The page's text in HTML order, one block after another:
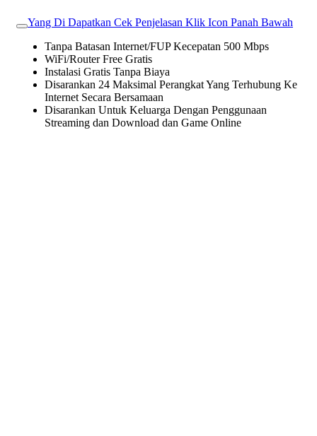
Yang Di Dapatkan Cek Penjelasan Klik Icon Panah Bawah
Tanpa Batasan Internet/FUP Kecepatan 500 Mbps
WiFi/Router Free Gratis
Instalasi Gratis Tanpa Biaya
Disarankan 24 Maksimal Perangkat Yang Terhubung Ke
Internet Secara Bersamaan
Disarankan Untuk Keluarga Dengan Penggunaan
Streaming dan Download dan Game Online